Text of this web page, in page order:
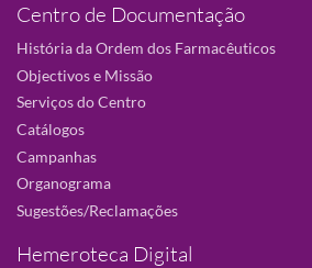
Centro de Documentação
História da Ordem dos Farmacêuticos
Objectivos e Missão
Serviços do Centro
Catálogos
Campanhas
Organograma
Sugestões/Reclamações
Hemeroteca Digital